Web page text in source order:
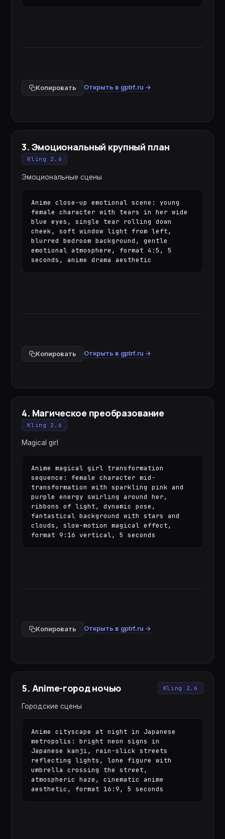
Копировать Открыть в gptrf.ru →
3. Эмоциональный крупный план
Kling 2.6
Эмоциональные сцены
Anime close-up emotional scene: young
female character with tears in her wide
blue eyes, single tear rolling down
cheek, soft window light from left,
blurred bedroom background, gentle
emotional atmosphere, format 4:5, 5
seconds, anime drama aesthetic
Копировать Открыть в gptrf.ru →
4. Магическое преобразование
Kling 2.6
Magical girl
Anime magical girl transformation
sequence: female character mid-
transformation with sparkling pink and
purple energy swirling around her,
ribbons of light, dynamic pose,
fantastical background with stars and
clouds, slow-motion magical effect,
format 9:16 vertical, 5 seconds
Копировать Открыть в gptrf.ru →
5. Anime-город ночью Kling 2.6
Городские сцены
Anime cityscape at night in Japanese
metropolis: bright neon signs in
Japanese kanji, rain-slick streets
reflecting lights, lone figure with
umbrella crossing the street,
atmospheric haze, cinematic anime
aesthetic, format 16:9, 5 seconds